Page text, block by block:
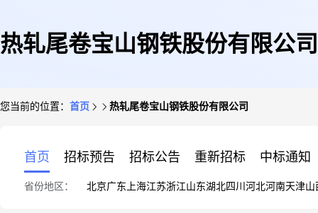
热轧尾卷宝山钢铁股份有限公司
您当前的位置： 首页 热轧尾卷宝山钢铁股份有限公司
首页 招标预告 招标公告 重新招标 中标通知
省份地区： 北京广东 上海江苏浙江山东湖北四川 河北河南天津山